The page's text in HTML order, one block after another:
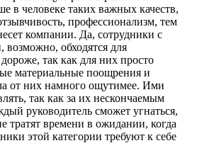
в человеке таких важных качеств,
профессионализм, тем
компании. Да, сотрудники с
возможно, обходятся для
так как для них просто
материальные поощрения и
от них намного ощутимее. Ими
так как за их нескончаемым
руководитель сможет угнаться,
тратят времени в ожидании, когда
этой категории требуют к себе